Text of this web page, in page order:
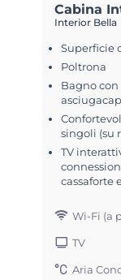
Cabina
Interior Bella
Superficie
Poltrona
Bagno
singoli (su
TV
cassaforte
Wi-Fi (a
TV
Aria